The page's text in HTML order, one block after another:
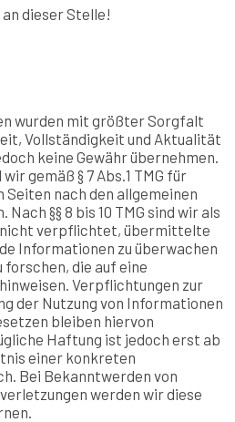
2000
~~
einbuchen:
an dieser Stelle!
wurden mit größter Sorgfalt
Vollständigkeit und Aktualität
keine Gewähr übernehmen.
gemäß § 7 Abs.1 TMG für
Seiten nach den allgemeinen
§§ 8 bis 10 TMG sind wir als
verpflichtet, übermittelte
Informationen zu überwachen
forschen, die auf eine
Verpflichtungen zur
der Nutzung von Informationen
bleiben hiervon
Haftung ist jedoch erst ab
einer konkreten
Bei Bekanntwerden von
werden wir diese